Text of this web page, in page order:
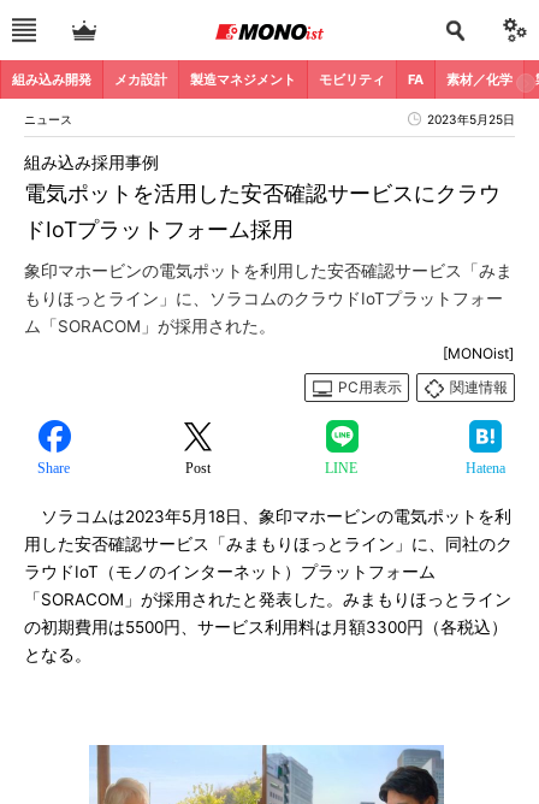
組み込み開発 メカ設計 製造マネジメント モビリティ FA 素材／化学
ニュース 2023年5月25日
電気ポットを活用した安否確認サービスにクラウ
ドIoTプラットフォーム採用
組み込み採用事例
象印マホービンの電気ポットを利用した安否確認サービス「みま
もりほっとライン」に、ソラコムのクラウドIoTプラットフォー
ム「SORACOM」が採用された。
[MONOist]
PC用表示
関連情報
Share Post LINE Hatena
ソラコムは2023年5月18日、象印マホービンの電気ポットを利
用した安否確認サービス「みまもりほっとライン」に、同社のク
ラウドIoT（モノのインターネット）プラットフォーム
「SORACOM」が採用されたと発表した。みまもりほっとライン
の初期費用は5500円、サービス利用料は月額3300円（各税込）
となる。